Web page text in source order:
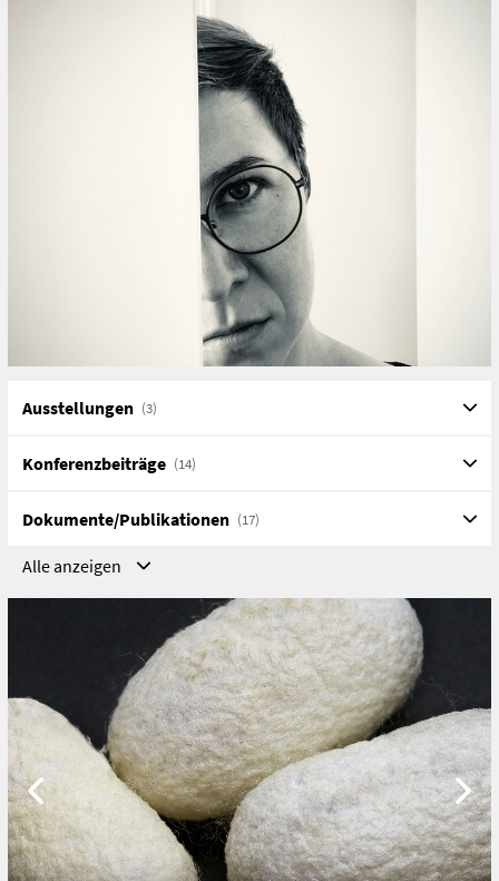
Interface-Design sowie als Bibliothekarin die
Universitätsbibliothek, die Sammlungen und das Archiv
der Angewandten. Ihr Forschungsschwerpunkt
konzentriert sich auf die Archivierung,
Kontextualisierung und Erforschung der materiellen
Ausstellungen (3)
Konferenzbeiträge (14)
Dokumente/Publikationen (17)
Alle anzeigen